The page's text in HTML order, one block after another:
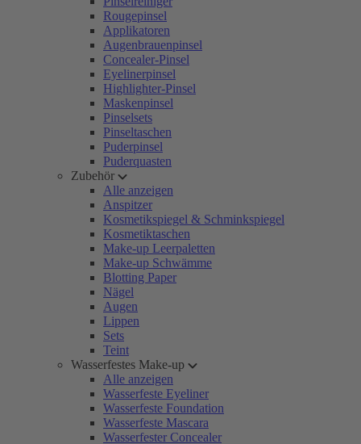
Rougepinsel
Applikatoren
Augenbrauenpinsel
Concealer-Pinsel
Eyelinerpinsel
Highlighter-Pinsel
Maskenpinsel
Pinselsets
Pinseltaschen
Puderpinsel
Puderquasten
Zubehör
Alle anzeigen
Anspitzer
Kosmetikspiegel & Schminkspiegel
Kosmetiktaschen
Make-up Leerpaletten
Make-up Schwämme
Blotting Paper
Nägel
Augen
Lippen
Sets
Teint
Wasserfestes Make-up
Alle anzeigen
Wasserfeste Eyeliner
Wasserfeste Foundation
Wasserfeste Mascara
Wasserfester Concealer